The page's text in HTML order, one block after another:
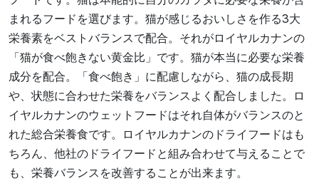
まれるフードを選びます。猫が感じるおいしさを作る3大
栄養素をベストバランスで配合。それがロイヤルカナンの
「猫が食べ飽きない黄金比」です。猫が本当に必要な栄養
成分を配合。「食べ飽き」に配慮しながら、猫の成長期
や、状態に合わせた栄養をバランスよく配合しました。ロ
イヤルカナンのウェットフードはそれ自体がバランスのと
れた総合栄養食です。ロイヤルカナンのドライフードはも
ちろん、他社のドライフードと組み合わせて与えることで
も、栄養バランスを改善することが出来ます。